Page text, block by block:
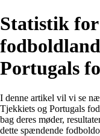
Statistik
Portugals
I denne artikel vil vi se
Tjekkiets og Portugals
bag deres møder,
dette spændende